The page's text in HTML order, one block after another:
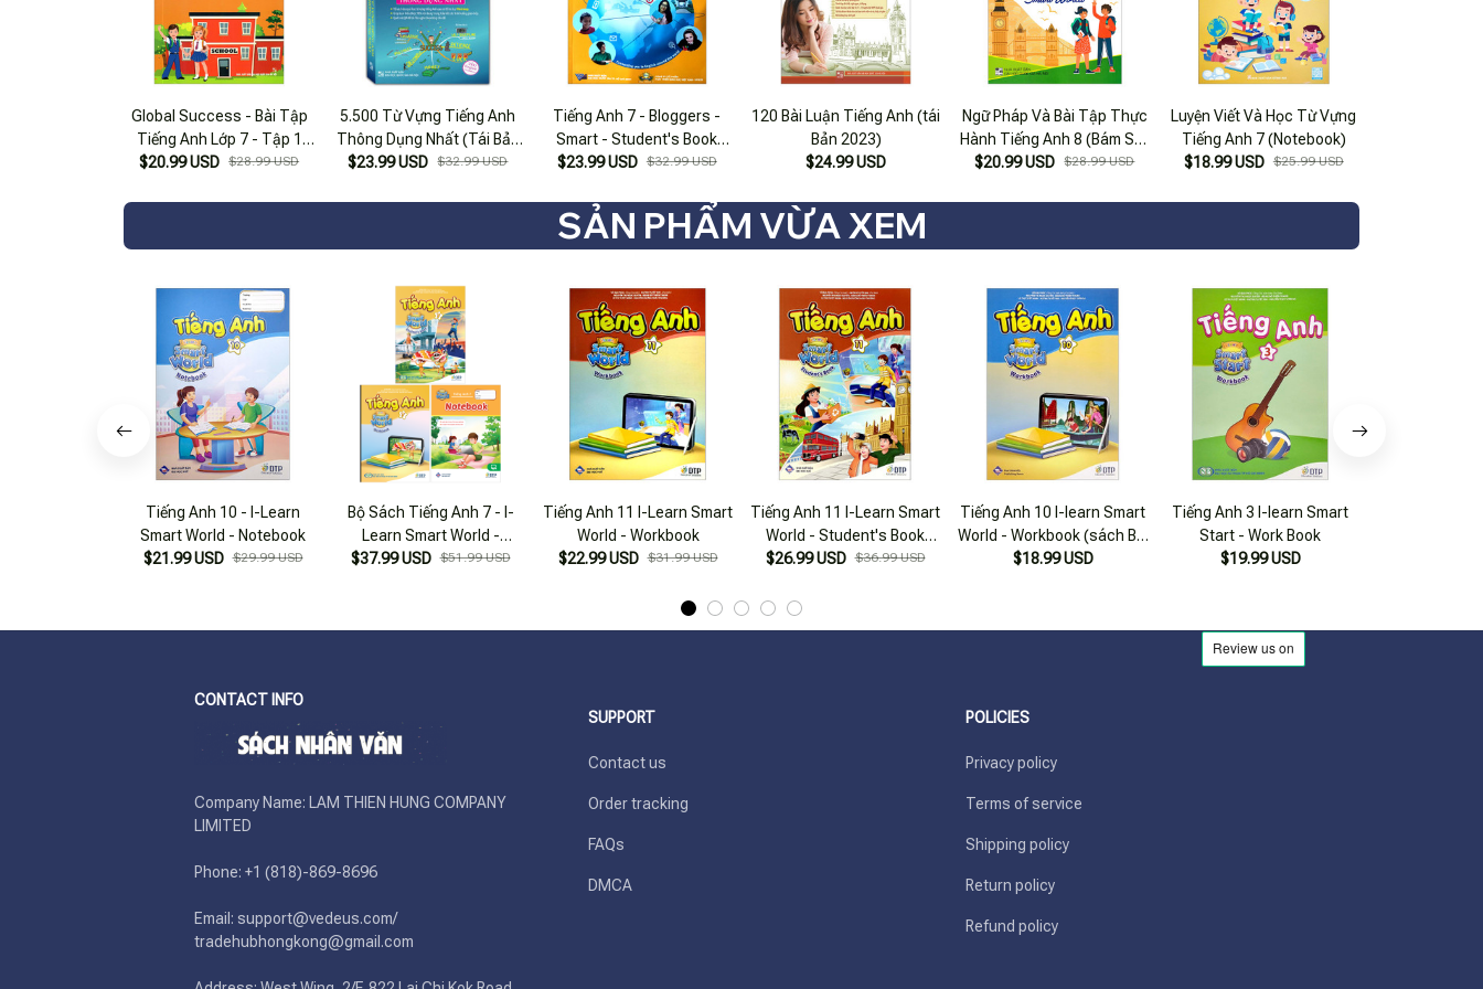
Global Success - Bài Tập
Tiếng Anh Lớp 7 - Tập 1
(Có Đáp Án) (Tái Bản 2024)
$20.99 USD $28.99 USD
5.500 Từ Vựng Tiếng Anh
Thông Dụng Nhất (Tái Bản
2024)
$23.99 USD $32.99 USD
Tiếng Anh 7 - Bloggers -
Smart - Student's Book
(2022)
$23.99 USD $32.99 USD
120 Bài Luận Tiếng Anh (tái
Bản 2023)
$24.99 USD
Ngữ Pháp Và Bài Tập Thực
Hành Tiếng Anh 8 (Bám Sát
SGK I-Learn Smart World)
$20.99 USD $28.99 USD
Luyện Viết Và Học Từ Vựng
Tiếng Anh 7 (Notebook)
$18.99 USD $25.99 USD
SẢN PHẨM VỪA XEM
Tiếng Anh 10 - I-Learn
Smart World - Notebook
$21.99 USD $29.99 USD
Bộ Sách Tiếng Anh 7 - I-
Learn Smart World -
Student's Book + Workbook
$37.99 USD $51.99 USD
Tiếng Anh 11 I-Learn Smart
World - Workbook
$22.99 USD $31.99 USD
Tiếng Anh 11 I-Learn Smart
World - Student's Book
(2023)
$26.99 USD $36.99 USD
Tiếng Anh 10 I-learn Smart
World - Workbook (sách Bài
Tập)
$18.99 USD
Tiếng Anh 3 I-learn Smart
Start - Work Book
$19.99 USD
CONTACT INFO
Company Name: LAM THIEN HUNG COMPANY
LIMITED
Phone: +1 (818)-869-8696
Email: support@vedeus.com/
tradehubhongkong@gmail.com
SUPPORT
Contact us
Order tracking
FAQs
DMCA
POLICIES
Privacy policy
Terms of service
Shipping policy
Return policy
Refund policy